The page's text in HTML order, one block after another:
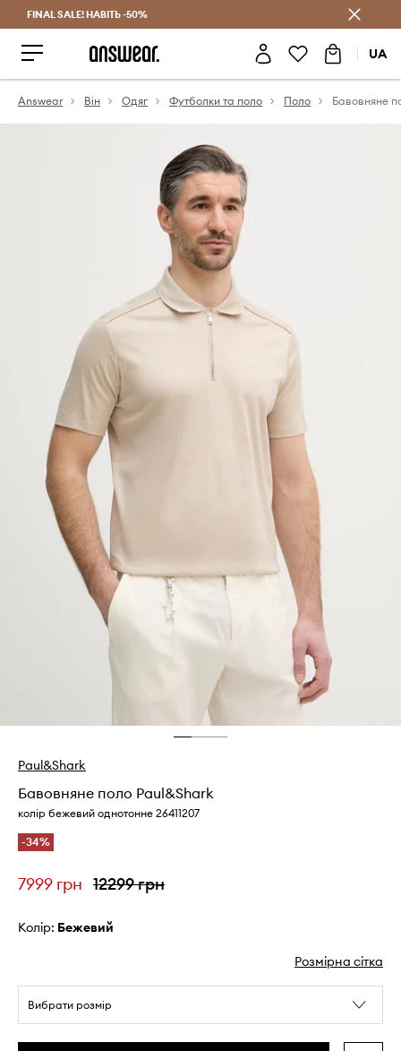
Заощаджуй з Answear Club
FINAL SALE! НАВІТЬ -50%
UA
Answear Він Одяг Футболки та поло Поло Бавовняне
Paul&Shark
Бавовняне поло Paul&Shark
колір бежевий однотонне 26411207
-34%
7999 грн 12299 грн
Колір: бежевий
Розмірна сітка
Вибрати розмір